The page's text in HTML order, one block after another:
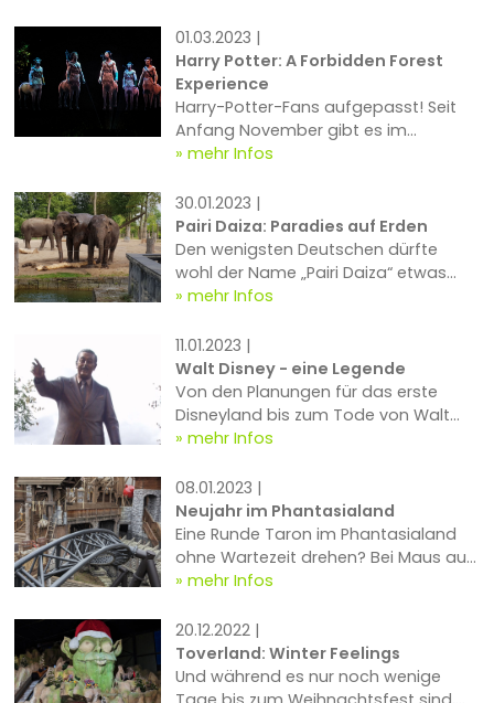
Fertigstellung der neuen Achterbahn
mitsamt neuem kroatischen
Themenbereich auf das kommende
Jahr verschoben werden musste, gibt
es trotzdem auch 2023 im Park so
einige Neuheiten zu entdecken, von
durchwachsenem Wetter einige
anschauen konnten.
01.03.2023 |
Harry Potter: A Forbidden Forest
Experience
Harry-Potter-Fans aufgepasst! Seit
Anfang November gibt es im
belgischen Schloss Groeneberg in der
nicht verpassen solltet: Harry Potter –
A Forbidden Forest Experience.
mehr Infos
30.01.2023 |
Pairi Daiza: Paradies auf Erden
Den wenigsten Deutschen dürfte
wohl der Name „Pairi Daiza“ etwas
sagen, dabei handelt es sich dabei
als bester Tierpark Belgiens
ausgezeichneten Zoo, sondern um
eine atemberaubende
Erlebnislandschaft, wie wir sie bisher
nur sehr selten gesehen haben, doch
mehr Infos
11.01.2023 |
Walt Disney - eine Legende
Von den Planungen für das erste
Disneyland bis zum Tode von Walt
Disney im Jahre 1966...
mehr Infos
08.01.2023 |
Neujahr im Phantasialand
Eine Runde Taron im Phantasialand
ohne Wartezeit drehen? Bei Maus au
Chocolat gleich in die Station
mehr Infos
20.12.2022 |
Toverland: Winter Feelings
Und während es nur noch wenige